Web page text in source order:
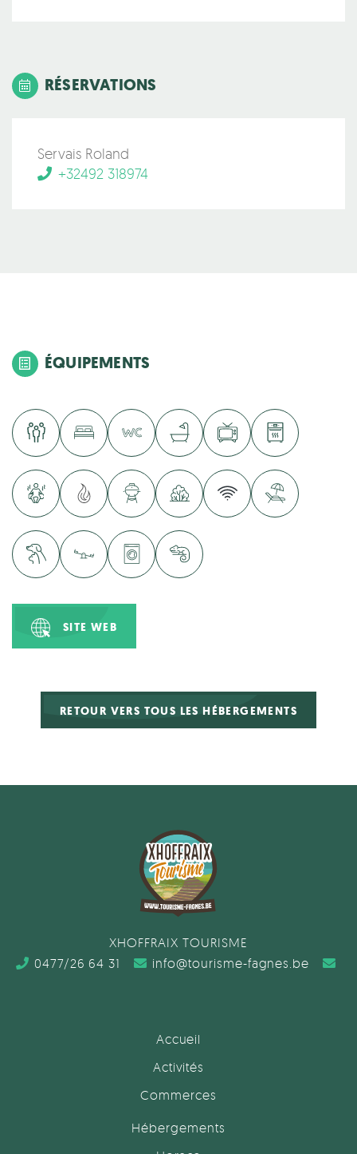
RÉSERVATIONS
Servais Roland
+32492 318974
ÉQUIPEMENTS
SITE WEB
RETOUR VERS TOUS LES HÉBERGEMENTS
XHOFFRAIX TOURISME
0477/26 64 31
info@tourisme-fagnes.be
Accueil
Activités
Commerces
Hébergements